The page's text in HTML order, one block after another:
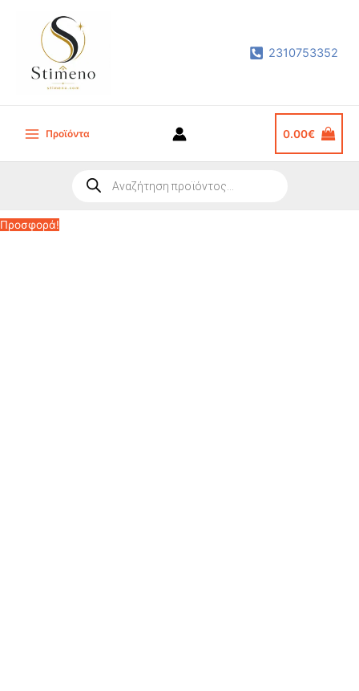
περιεχόμενο
2310753352
Main
Προϊόντα 0.00€
search
Προσφορά!